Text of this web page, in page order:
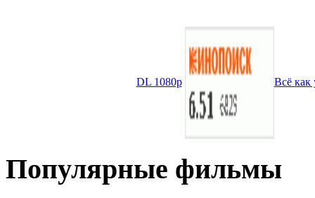
DL 1080p Всё как
Популярные фильмы